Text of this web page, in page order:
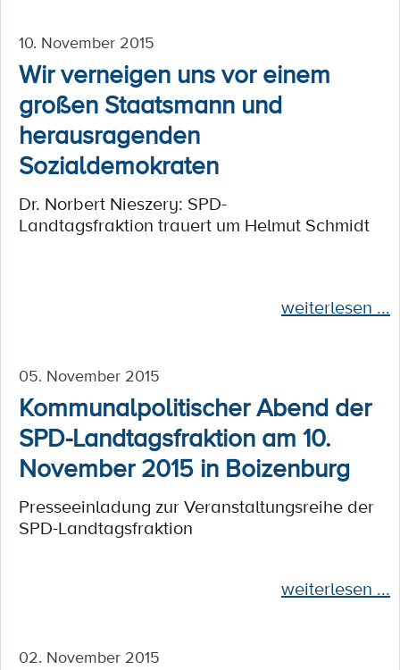
10. November 2015
Wir verneigen uns vor einem
großen Staatsmann und
herausragenden
Sozialdemokraten
Dr. Norbert Nieszery: SPD-
Landtagsfraktion trauert um Helmut Schmidt
weiterlesen ...
05. November 2015
Kommunalpolitischer Abend der
SPD-Landtagsfraktion am 10.
November 2015 in Boizenburg
Presseeinladung zur Veranstaltungsreihe der
SPD-Landtagsfraktion
weiterlesen ...
02. November 2015